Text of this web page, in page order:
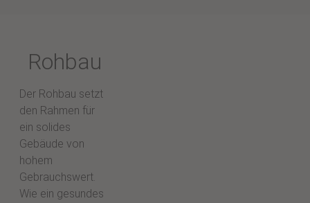
Rohbau
Der Rohbau setzt
den Rahmen für
ein solides
Gebäude von
hohem
Gebrauchswert.
Wie ein gesundes